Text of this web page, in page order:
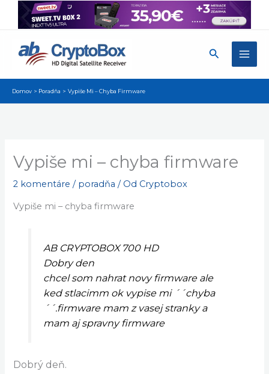
Preskočiť
Hľadať
Domov Poradňa Vypiše Mi – Chyba Firmware
Vypiše mi – chyba firmware
2 komentáre / poradňa / Od Cryptobox
Vypiše mi – chyba firmware
AB CRYPTOBOX 700 HD
Dobry den
chcel som nahrat novy firmware ale
ked stlacimm ok vypise mi ´´chyba
´´.firmware mam z vasej stranky a
mam aj spravny firmware
Dobrý deň.